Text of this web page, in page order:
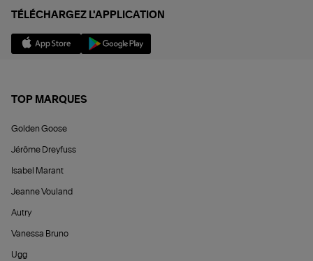
TÉLÉCHARGEZ L'APPLICATION
TOP MARQUES
Golden Goose
Jérôme Dreyfuss
Isabel Marant
Jeanne Vouland
Autry
Vanessa Bruno
Ugg